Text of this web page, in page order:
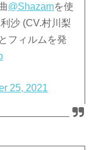
@Shazamを使
沙 (CV.村川梨
フィルムを発
25, 2021